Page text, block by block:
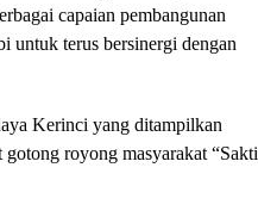
capaian pembangunan
untuk terus bersinergi dengan
Kerinci yang ditampilkan
gotong royong masyarakat “Sakti